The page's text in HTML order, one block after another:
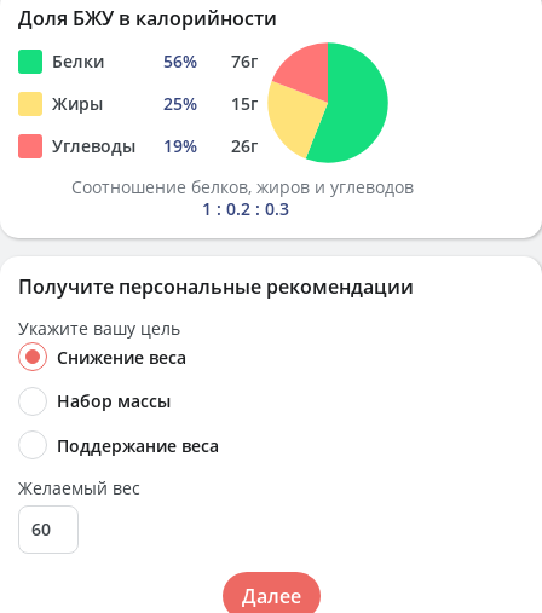
Доля БЖУ в калорийности
Белки 56% 76г
Жиры
25% 15г
Углеводы
19% 26г
Соотношение белков, жиров и углеводов
1 : 0.2 : 0.3
Получите персональные рекомендации
Укажите вашу цель
Снижение веса
Набор массы
Поддержание веса
Желаемый вес
Далее